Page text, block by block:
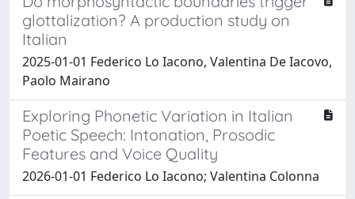
glottalization? A production study on
Italian
2025-01-01 Federico Lo Iacono, Valentina De Iacovo,
Paolo Mairano
Exploring Phonetic Variation in Italian
Poetic Speech: Intonation, Prosodic
Features and Voice Quality
2026-01-01 Federico Lo Iacono; Valentina Colonna